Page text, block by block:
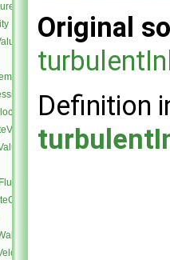
Original
Definition